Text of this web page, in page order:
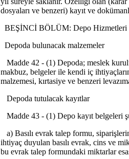
dosyaları ve benzeri) kayıt ve
BEŞİNCİ BÖLÜM: Depo Hizmetleri
Depoda bulunacak malzemeler
Madde 42 - (1) Depoda; meslek
makbuz, belgeler ile kendi iç
malzemesi, kırtasiye ve benzeri
Depoda tutulacak kayıtlar
Madde 43 - (1) Depo kayıt belgeleri
a) Basılı evrak talep formu,
ihtiyaç duyulan basılı evrak, cins ve
bu evrak talep formundaki miktarlar